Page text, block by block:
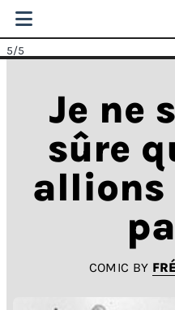
5/5
Je ne
sûre
allions
COMIC BY